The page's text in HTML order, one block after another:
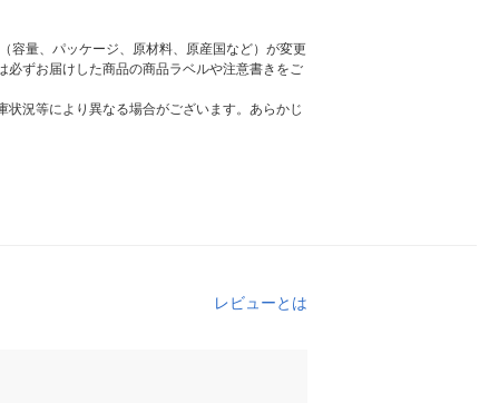
容量、パッケージ、原材料、原産国など）が変更
ずお届けした商品の商品ラベルや注意書きをご
況等により異なる場合がございます。あらかじ
レビューとは